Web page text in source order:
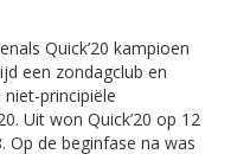
Quick’20 kampioen
een zondagclub en
principiële
Uit won Quick’20 op 12
Op de beginfase na was